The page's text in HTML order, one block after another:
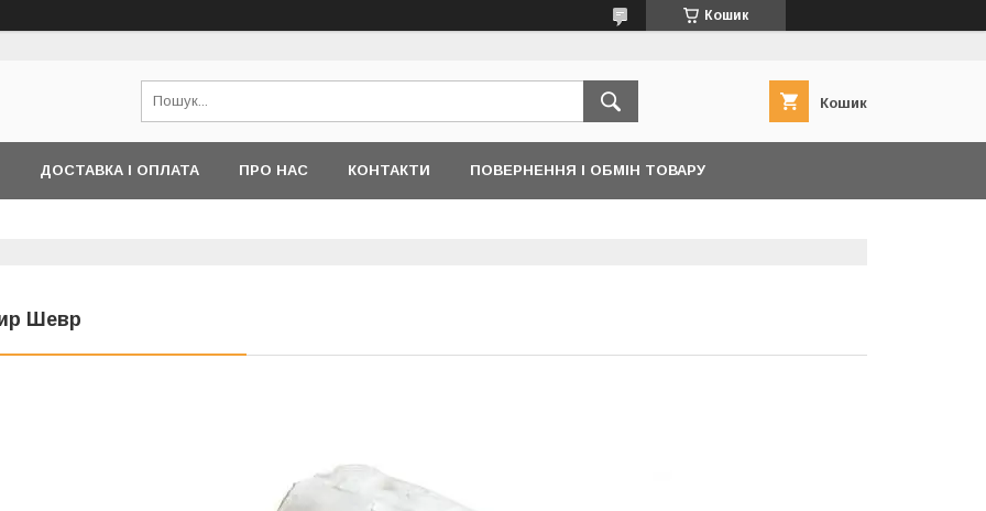
Кошик
Кошик
ДОСТАВКА І ОПЛАТА ПРО НАС КОНТАКТИ ПОВЕРНЕННЯ І ОБМІН ТОВАРУ
Шевр